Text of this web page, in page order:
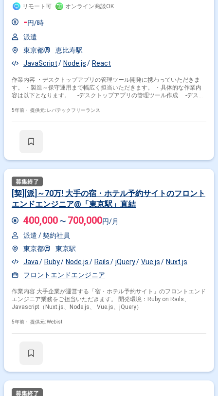
リモート可 オンライン商談OK
-円/時
派遣
東京都
恵比寿駅
JavaScript
Node.js React
作業内容 ・デスクトップアプリの管理ツール開発に携わっていただきま
す。 ・製造～保守運用まで幅広く担当いただきます。 ・具体的な作業内
容は以下となります。 -デスクトップアプリの管理ツール作成 -デスク
各種アプリの結合テスト -Unityで作成されたクライアントの動作制御 -
5年前・ 提供元: レバテックフリーランス
[契][派]～70万! 大手の宿・ホテル予約サイトのフロント
エンドエンジニア@「東京駅」直結
400,000 〜 700,000円/月
派遣 /契約社員
東京都
東京駅
Java
Ruby Node.js Rails jQuery Vue.js
Nuxt.js
フロントエンドエンジニア
作業内容 大手企業が運営する「宿・ホテル予約サイト」のフロントエンド
エンジニア業務をご担当いただきます。 開発環境：Ruby on Rails、
Javascript（Nuxt.js、Node.js、 Vue.js、jQuery）
5年前・ 提供元: Webist